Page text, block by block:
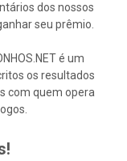
dos nossos
seu prêmio.
é um
os resultados
com quem opera